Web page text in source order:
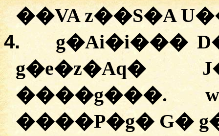
��VA z��S�A
4.
g�Ai�i���
g�e�z�Aq�
����g���.
����P�g� G�